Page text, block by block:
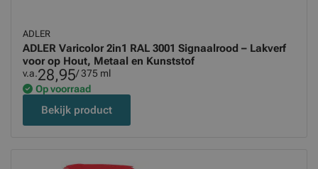
ADLER
ADLER Varicolor 2in1 RAL 3001 Signaalrood – Lakverf
voor op Hout, Metaal en Kunststof
v.a.28,95/ 375 ml
Op voorraad
Bekijk product